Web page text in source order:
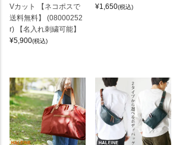
Vカット 【ネコポスで
送料無料】 (08000252
r) 【名入れ刺繍可能】
¥5,900(税込)
¥1,650(税込)